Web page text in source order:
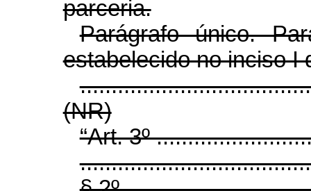
parceria.
Parágrafo único.
estabelecido no inciso I
(NR)
“Art. 3º